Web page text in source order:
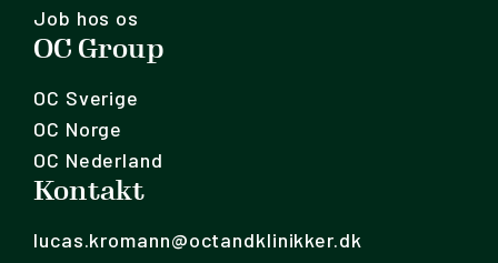
Job hos os
OC Group
OC Sverige
OC Norge
OC Nederland
Kontakt
lucas.kromann@octandklinikker.dk